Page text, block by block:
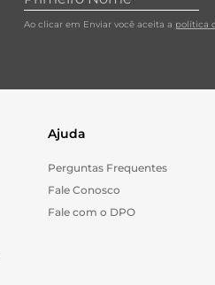
Ao clicar em Enviar você aceita a política
Ajuda
Perguntas Frequentes
Fale Conosco
Fale com o DPO